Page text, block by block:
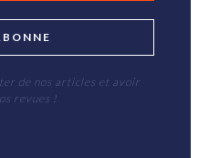
de nos articles et avoir
revues !